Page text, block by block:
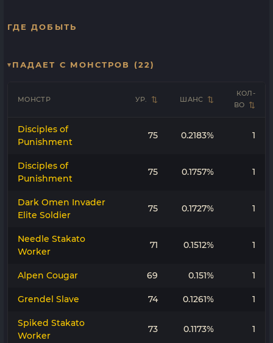
ГДЕ ДОБЫТЬ
ПАДАЕТ С МОНСТРОВ (22)
МОНСТР УР. ШАНС
КОЛ-
ВО
Disciples of
Punishment
75 0.2183% 1
Disciples of
Punishment
75 0.1757% 1
Dark Omen Invader
Elite Soldier
75 0.1727% 1
Needle Stakato
Worker
71 0.1512% 1
Alpen Cougar 69 0.151% 1
Grendel Slave 74 0.1261% 1
Spiked Stakato
Worker
73 0.1173% 1